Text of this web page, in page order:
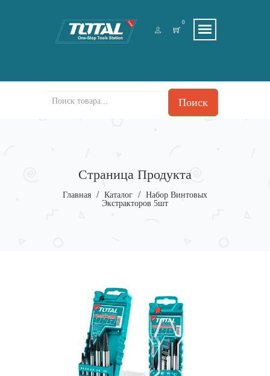
0
Поиск
Страница Продукта
Главная / Каталог / Набор Винтовых
Экстракторов 5шт